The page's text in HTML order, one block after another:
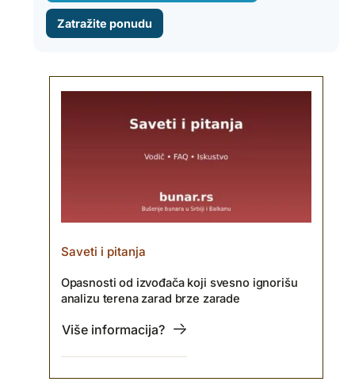
Zatražite ponudu
Saveti i pitanja
Opasnosti od izvođača koji svesno ignorišu
analizu terena zarad brze zarade
Više informacija?